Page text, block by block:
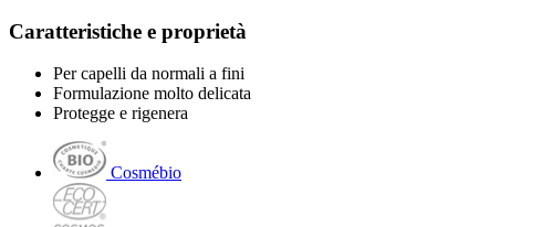
Caratteristiche e proprietà
Per capelli da normali a fini
Formulazione molto delicata
Protegge e rigenera
Cosmébio